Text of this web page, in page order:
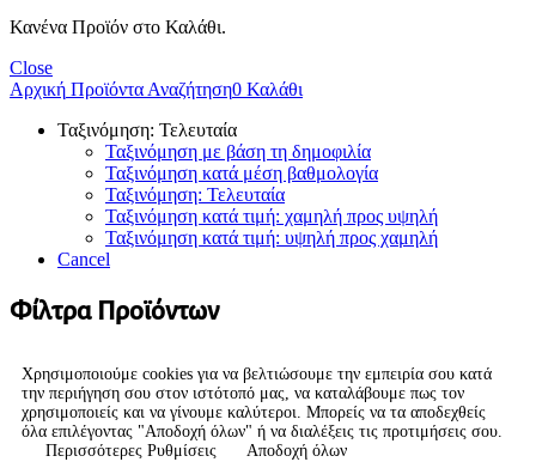
Κανένα Προϊόν στο Καλάθι.
Close
Αρχική Προϊόντα Αναζήτηση0 Καλάθι
Ταξινόμηση: Τελευταία
Ταξινόμηση με βάση τη δημοφιλία
Ταξινόμηση κατά μέση βαθμολογία
Ταξινόμηση: Τελευταία
Ταξινόμηση κατά τιμή: χαμηλή προς υψηλή
Ταξινόμηση κατά τιμή: υψηλή προς χαμηλή
Cancel
Φίλτρα Προϊόντων
Χρησιμοποιούμε cookies για να βελτιώσουμε την εμπειρία σου κατά
την περιήγηση σου στον ιστότοπό μας, να καταλάβουμε πως τον
χρησιμοποιείς και να γίνουμε καλύτεροι. Μπορείς να τα αποδεχθείς
όλα επιλέγοντας "Αποδοχή όλων" ή να διαλέξεις τις προτιμήσεις σου.
Περισσότερες Ρυθμίσεις
Αποδοχή όλων